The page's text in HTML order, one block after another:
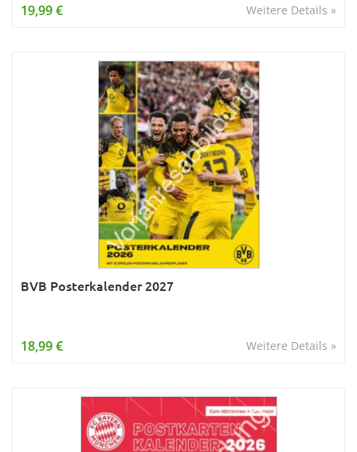
Weitere Details »
19,99 €
BVB Posterkalender 2027
Weitere Details »
18,99 €